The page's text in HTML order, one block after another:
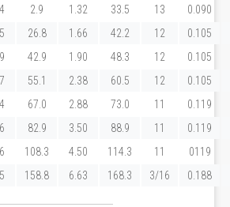
2.9 1.32 33.5 13
0.090
26.8 1.66 42.2 12
0.105
42.9 1.90 48.3 12
0.105
55.1 2.38 60.5 12
0.105
67.0 2.88 73.0 11
0.119
82.9 3.50 88.9 11
0.119
108.3 4.50 114.3 11
0119
158.8 6.63 168.3 3/16 0.188